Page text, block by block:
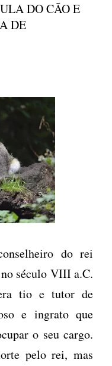
DO CÃO E
DE
do rei
século VIII a.C.
tio e tutor de
e ingrato que
o seu cargo.
pelo rei, mas